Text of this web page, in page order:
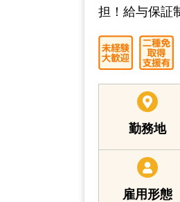
担！給与保証
勤務地
雇用形態